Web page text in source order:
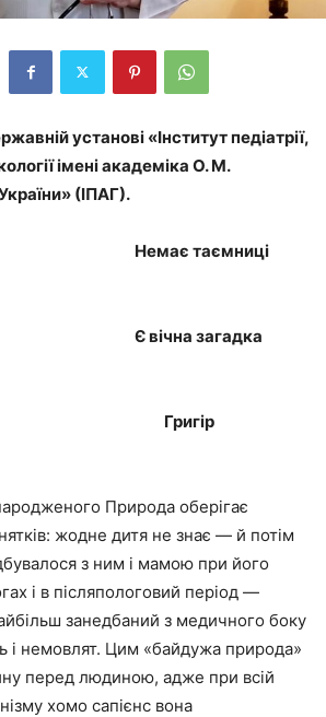
установі «Інститут педіатрії,
імені академіка О. М.
(ІПАГ).
таємниці
загадка
Природа оберігає
жодне дитя не знає — й потім
з ним і мамою при його
і в післяпологовий період —
занедбаний з медичного боку
і немовлят. Цим «байдужа природа»
перед людиною, адже при всій
хомо сапієнс вона